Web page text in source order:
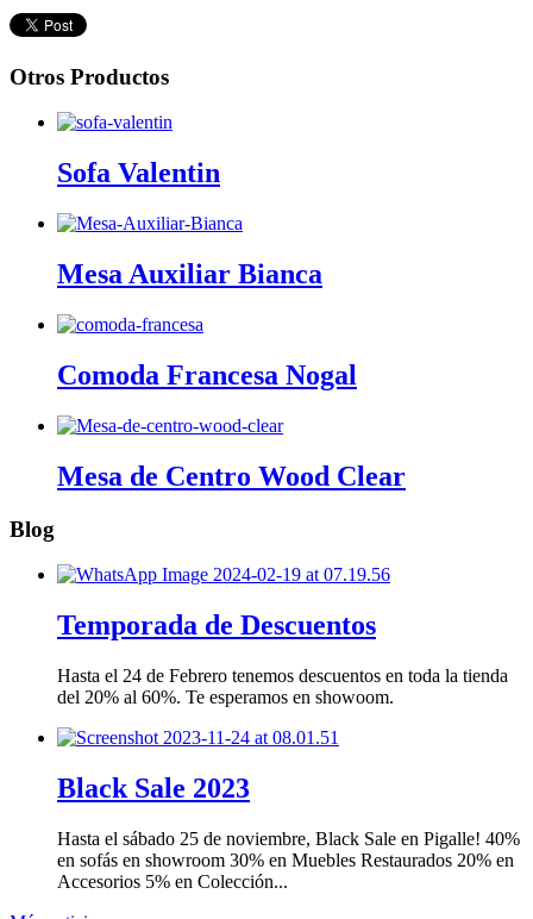
Otros Productos
Sofa Valentin
Mesa Auxiliar Bianca
Comoda Francesa Nogal
Mesa de Centro Wood Clear
Blog
Temporada de Descuentos
Hasta el 24 de Febrero tenemos descuentos en toda la tienda
del 20% al 60%. Te esperamos en showoom.
Black Sale 2023
Hasta el sábado 25 de noviembre, Black Sale en Pigalle! 40%
en sofás en showroom 30% en Muebles Restaurados 20% en
Accesorios 5% en Colección...